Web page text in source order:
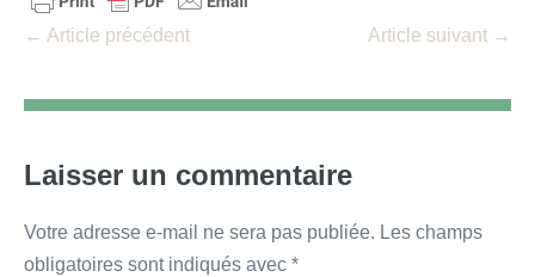
Navigation
← Article précédent Article suivant →
Laisser un commentaire
Votre adresse e-mail ne sera pas publiée. Les champs
obligatoires sont indiqués avec *